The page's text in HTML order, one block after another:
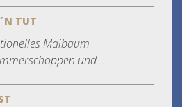
TUT
Maibaum
und...